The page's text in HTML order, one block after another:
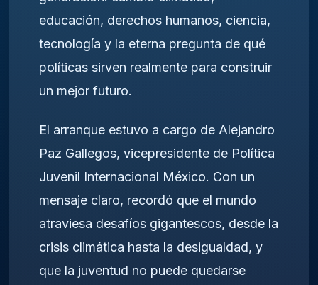
educación, derechos humanos, ciencia,
tecnología y la eterna pregunta de qué
políticas sirven realmente para construir
un mejor futuro.
El arranque estuvo a cargo de Alejandro
Paz Gallegos, vicepresidente de Política
Juvenil Internacional México. Con un
mensaje claro, recordó que el mundo
atraviesa desafíos gigantescos, desde la
crisis climática hasta la desigualdad, y
que la juventud no puede quedarse